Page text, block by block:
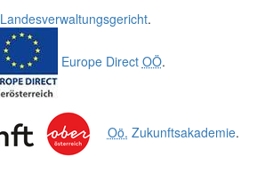
Landesverwaltungsgericht.
Europe Direct OÖ.
Oö. Zukunftsakademie.